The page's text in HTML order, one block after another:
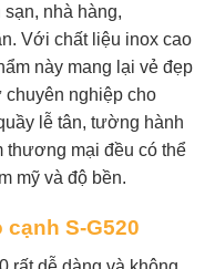
nhà hàng,
Với chất liệu inox cao
này mang lại vẻ đẹp
chuyên nghiệp cho
lễ tân, tường hành
thương mại đều có thể
mỹ và độ bền.
S-G520